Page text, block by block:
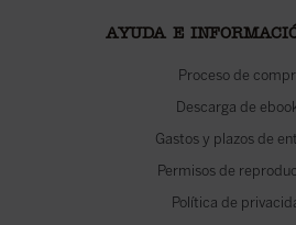
AYUDA E
Proceso de
Descarga de
Gastos y plazos de
Permisos de
Política de